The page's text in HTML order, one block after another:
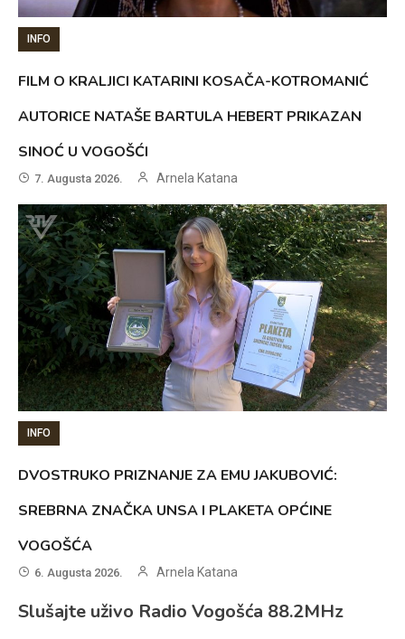
INFO
FILM O KRALJICI KATARINI KOSAČA-KOTROMANIĆ
AUTORICE NATAŠE BARTULA HEBERT PRIKAZAN
SINOĆ U VOGOŠĆI
7. Augusta 2026. Arnela Katana
INFO
DVOSTRUKO PRIZNANJE ZA EMU JAKUBOVIĆ:
SREBRNA ZNAČKA UNSA I PLAKETA OPĆINE
VOGOŠĆA
6. Augusta 2026. Arnela Katana
Slušajte uživo Radio Vogošća 88.2MHz